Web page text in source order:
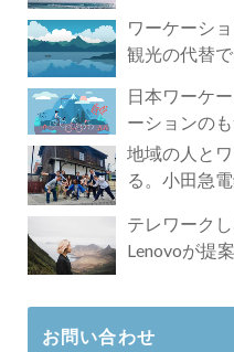
ワーケーシ
観光の代替
日本ワーケ
ーションの
地域の人と
る。小田急
テレワーク
Lenovoが提
お問い合わせ